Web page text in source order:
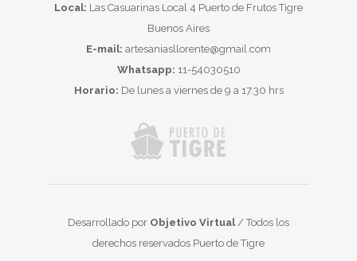
Local: Las Casuarinas Local 4 Puerto de Frutos Tigre
Buenos Aires
E-mail: artesaniasllorente@gmail.com
Whatsapp: 11-54030510
Horario: De lunes a viernes de 9 a 17.30 hrs
Desarrollado por Objetivo Virtual/ Todos los
derechos reservados Puerto de Tigre